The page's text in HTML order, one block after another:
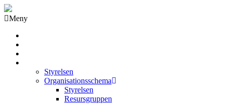
Meny
Styrelsen
Organisationsschema
Styrelsen
Resursgruppen